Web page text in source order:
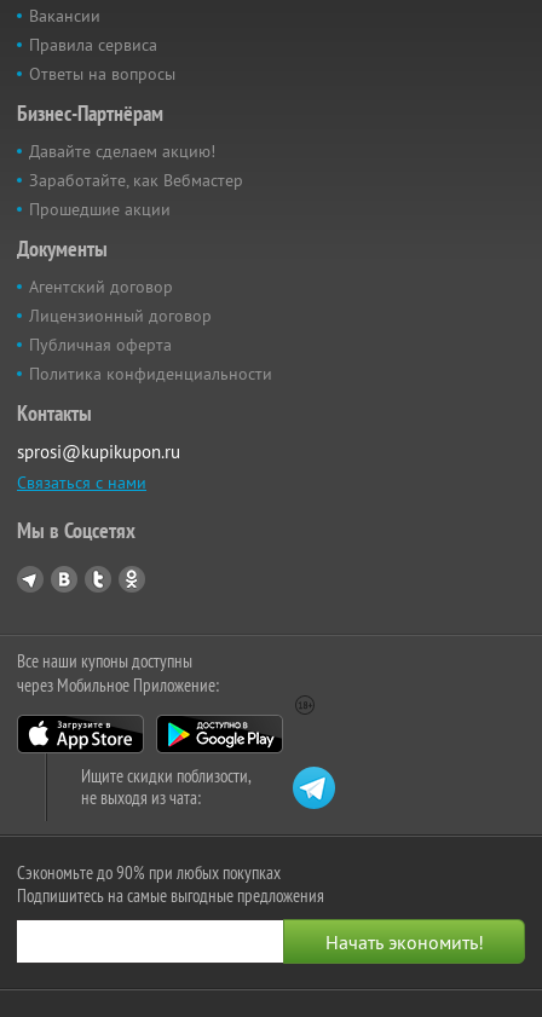
Вакансии
Правила сервиса
Ответы на вопросы
Бизнес-Партнёрам
Давайте сделаем акцию!
Заработайте, как Вебмастер
Прошедшие акции
Документы
Агентский договор
Лицензионный договор
Публичная оферта
Политика конфиденциальности
Контакты
sprosi@kupikupon.ru
Связаться с нами
Мы в Соцсетях
Все наши купоны доступны
через Мобильное Приложение:
Ищите скидки поблизости,
не выходя из чата:
Сэкономьте до 90% при любых покупках
Подпишитесь на самые выгодные предложения